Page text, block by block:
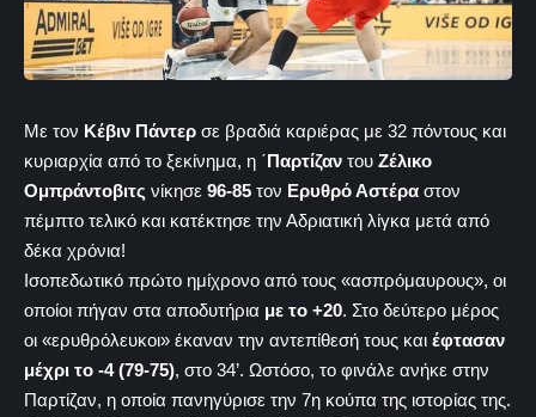
Με τον Κέβιν Πάντερ σε βραδιά καριέρας με 32 πόντους και
κυριαρχία από το ξεκίνημα, η ΄Παρτίζαν του Ζέλικο
Ομπράντοβιτς νίκησε 96-85 τον Ερυθρό Αστέρα στον
πέμπτο τελικό και κατέκτησε την Αδριατική λίγκα μετά από
δέκα χρόνια!
Ισοπεδωτικό πρώτο ημίχρονο από τους «ασπρόμαυρους», οι
οποίοι πήγαν στα αποδυτήρια με το +20. Στο δεύτερο μέρος
οι «ερυθρόλευκοι» έκαναν την αντεπίθεσή τους και έφτασαν
μέχρι το -4 (79-75), στο 34’. Ωστόσο, το φινάλε ανήκε στην
Παρτίζαν, η οποία πανηγύρισε την 7η κούπα της ιστορίας της.